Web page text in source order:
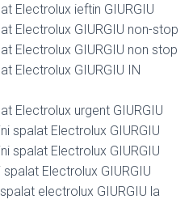
Electrolux ieftin GIURGIU
Electrolux GIURGIU non-stop
Electrolux GIURGIU non stop
Electrolux GIURGIU IN
Electrolux urgent GIURGIU
spalat Electrolux GIURGIU
spalat Electrolux GIURGIU
Electrolux GIURGIU
electrolux GIURGIU la